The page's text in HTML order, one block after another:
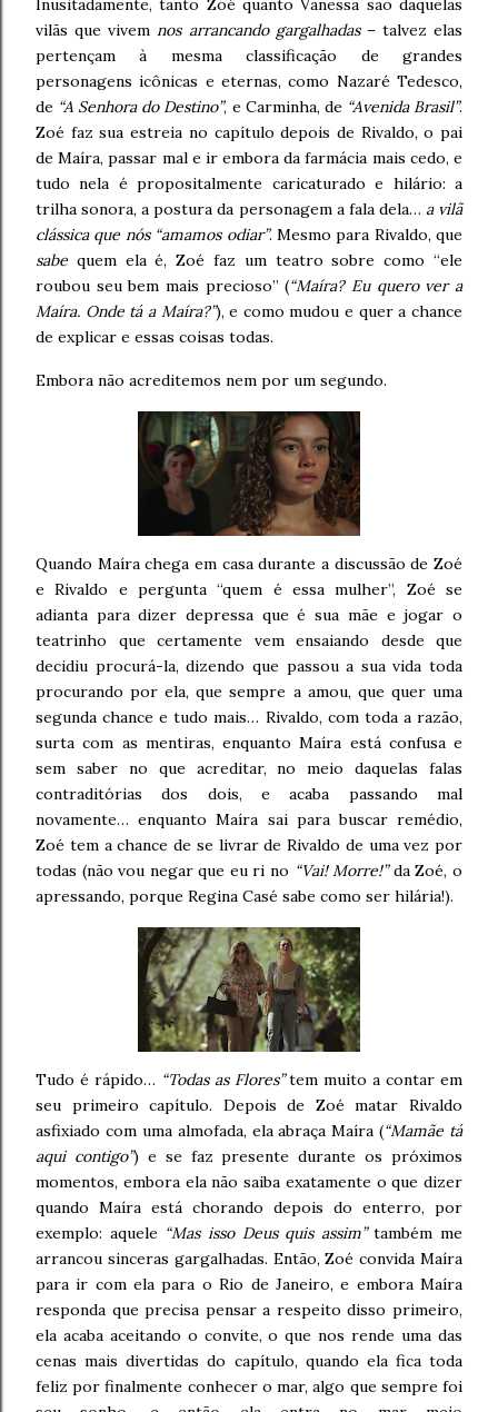
Inusitadamente, tanto Zoé quanto Vanessa são daquelas
vilãs que vivemnos arrancando gargalhadas– talvez elas
pertençam à mesma classificação de grandes
personagens icônicas e eternas, como Nazaré Tedesco,
de “A Senhora do Destino”, e Carminha, de “Avenida Brasil”.
Zoé faz sua estreia no capítulo depois de Rivaldo, o pai
de Maíra, passar mal e ir embora da farmácia mais cedo, e
tudo nela é propositalmente caricaturado e hilário: a
trilha sonora, a postura da personagem a fala dela… a vilã
clássica que nós “amamos odiar”. Mesmo para Rivaldo, que
sabe quem ela é, Zoé faz um teatro sobre como “ele
roubou seu bem mais precioso” (“Maíra? Eu quero ver a
Maíra. Onde tá a Maíra?”), e como mudou e quer a chance
de explicar e essas coisas todas.
Embora não acreditemos nem por um segundo.
Quando Maíra chega em casa durante a discussão de Zoé
e Rivaldo e pergunta “quem é essa mulher”, Zoé se
adianta para dizer depressa que é sua mãe e jogar o
teatrinho que certamente vem ensaiando desde que
decidiu procurá-la, dizendo que passou a sua vida toda
procurando por ela, que sempre a amou, que quer uma
segunda chance e tudo mais… Rivaldo, com toda a razão,
surta com as mentiras, enquanto Maíra está confusa e
sem saber no que acreditar, no meio daquelas falas
contraditórias dos dois, e acaba passando mal
novamente… enquanto Maíra sai para buscar remédio,
Zoé tem a chance de se livrar de Rivaldo de uma vez por
todas (não vou negar que eu ri no “Vai! Morre!”da Zoé, o
apressando, porque Regina Casé sabe como ser hilária!).
Tudo é rápido… “Todas as Flores”tem muito a contar em
seu primeiro capítulo. Depois de Zoé matar Rivaldo
asfixiado com uma almofada, ela abraça Maíra (“Mamãe tá
aqui contigo”) e se faz presente durante os próximos
momentos, embora ela não saiba exatamente o que dizer
quando Maíra está chorando depois do enterro, por
exemplo: aquele “Mas isso Deus quis assim”também me
arrancou sinceras gargalhadas. Então, Zoé convida Maíra
para ir com ela para o Rio de Janeiro, e embora Maíra
responda que precisa pensar a respeito disso primeiro,
ela acaba aceitando o convite, o que nos rende uma das
cenas mais divertidas do capítulo, quando ela fica toda
feliz por finalmente conhecer o mar, algo que sempre foi